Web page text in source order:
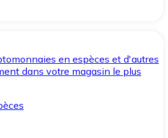
en espèces et d'autres
dans votre magasin le plus